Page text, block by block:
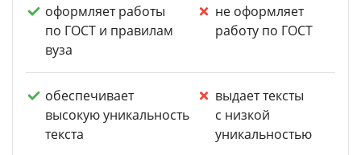
оформляет работы
по ГОСТ и правилам
вуза
не оформляет
работу по ГОСТ
обеспечивает
высокую уникальность
текста
выдает тексты
с низкой
уникальностью